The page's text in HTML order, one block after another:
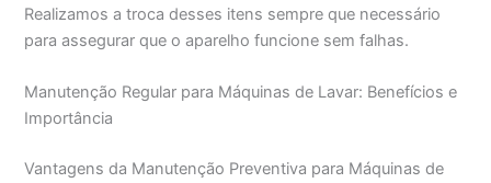
Realizamos a troca desses itens sempre que necessário
para assegurar que o aparelho funcione sem falhas.
Manutenção Regular para Máquinas de Lavar: Benefícios e
Importância
Vantagens da Manutenção Preventiva para Máquinas de